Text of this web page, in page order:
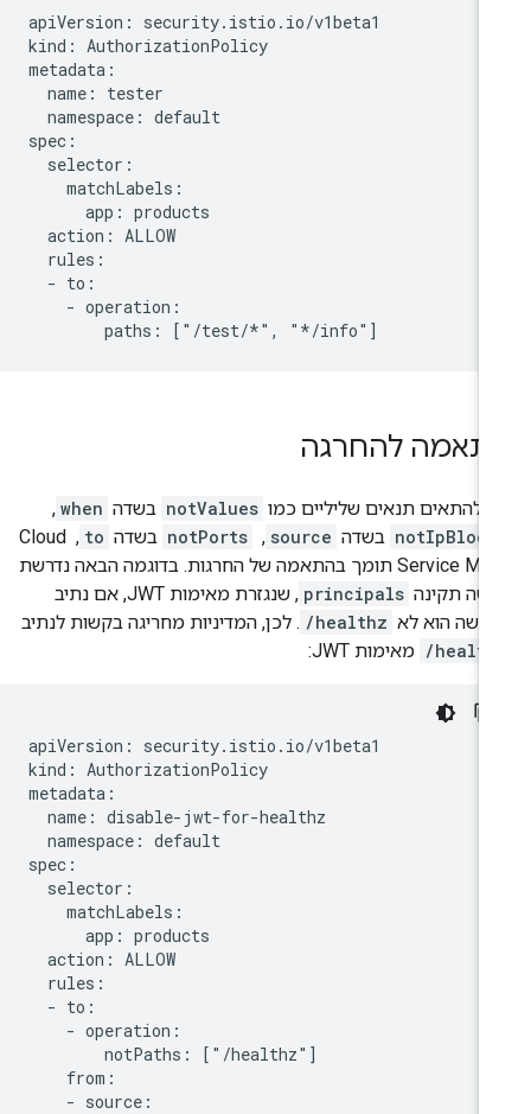
apiVersion: security.istio.io/v1beta1
kind: AuthorizationPolicy
metadata:
  name: tester
  namespace: default
spec:
  selector:
    matchLabels:
      app: products
  action: ALLOW
  rules:
  - to:
    - operation:
להחרגה
להתאים תנאים שליליים כמו notValues בשדה when
,‏
בשדה source
, ‏
notPorts בשדה to
, ‏ Cloud
Service Mesh תומך בהתאמה של החרגות. בדוגמה הבאה נדרשת
תקינה principals
, שנגזרת מאימות JWT, אם נתיב
הוא לא /healthz . לכן, המדיניות מחריגה בקשות לנתיב
/ מאימות JWT:
apiVersion: security.istio.io/v1beta1
kind: AuthorizationPolicy
metadata:
  name: disable-jwt-for-healthz
  namespace: default
spec:
  selector:
    matchLabels:
      app: products
  action: ALLOW
  rules:
  - to:
    - operation:
        notPaths: ["/healthz"]
    from:
    - source: